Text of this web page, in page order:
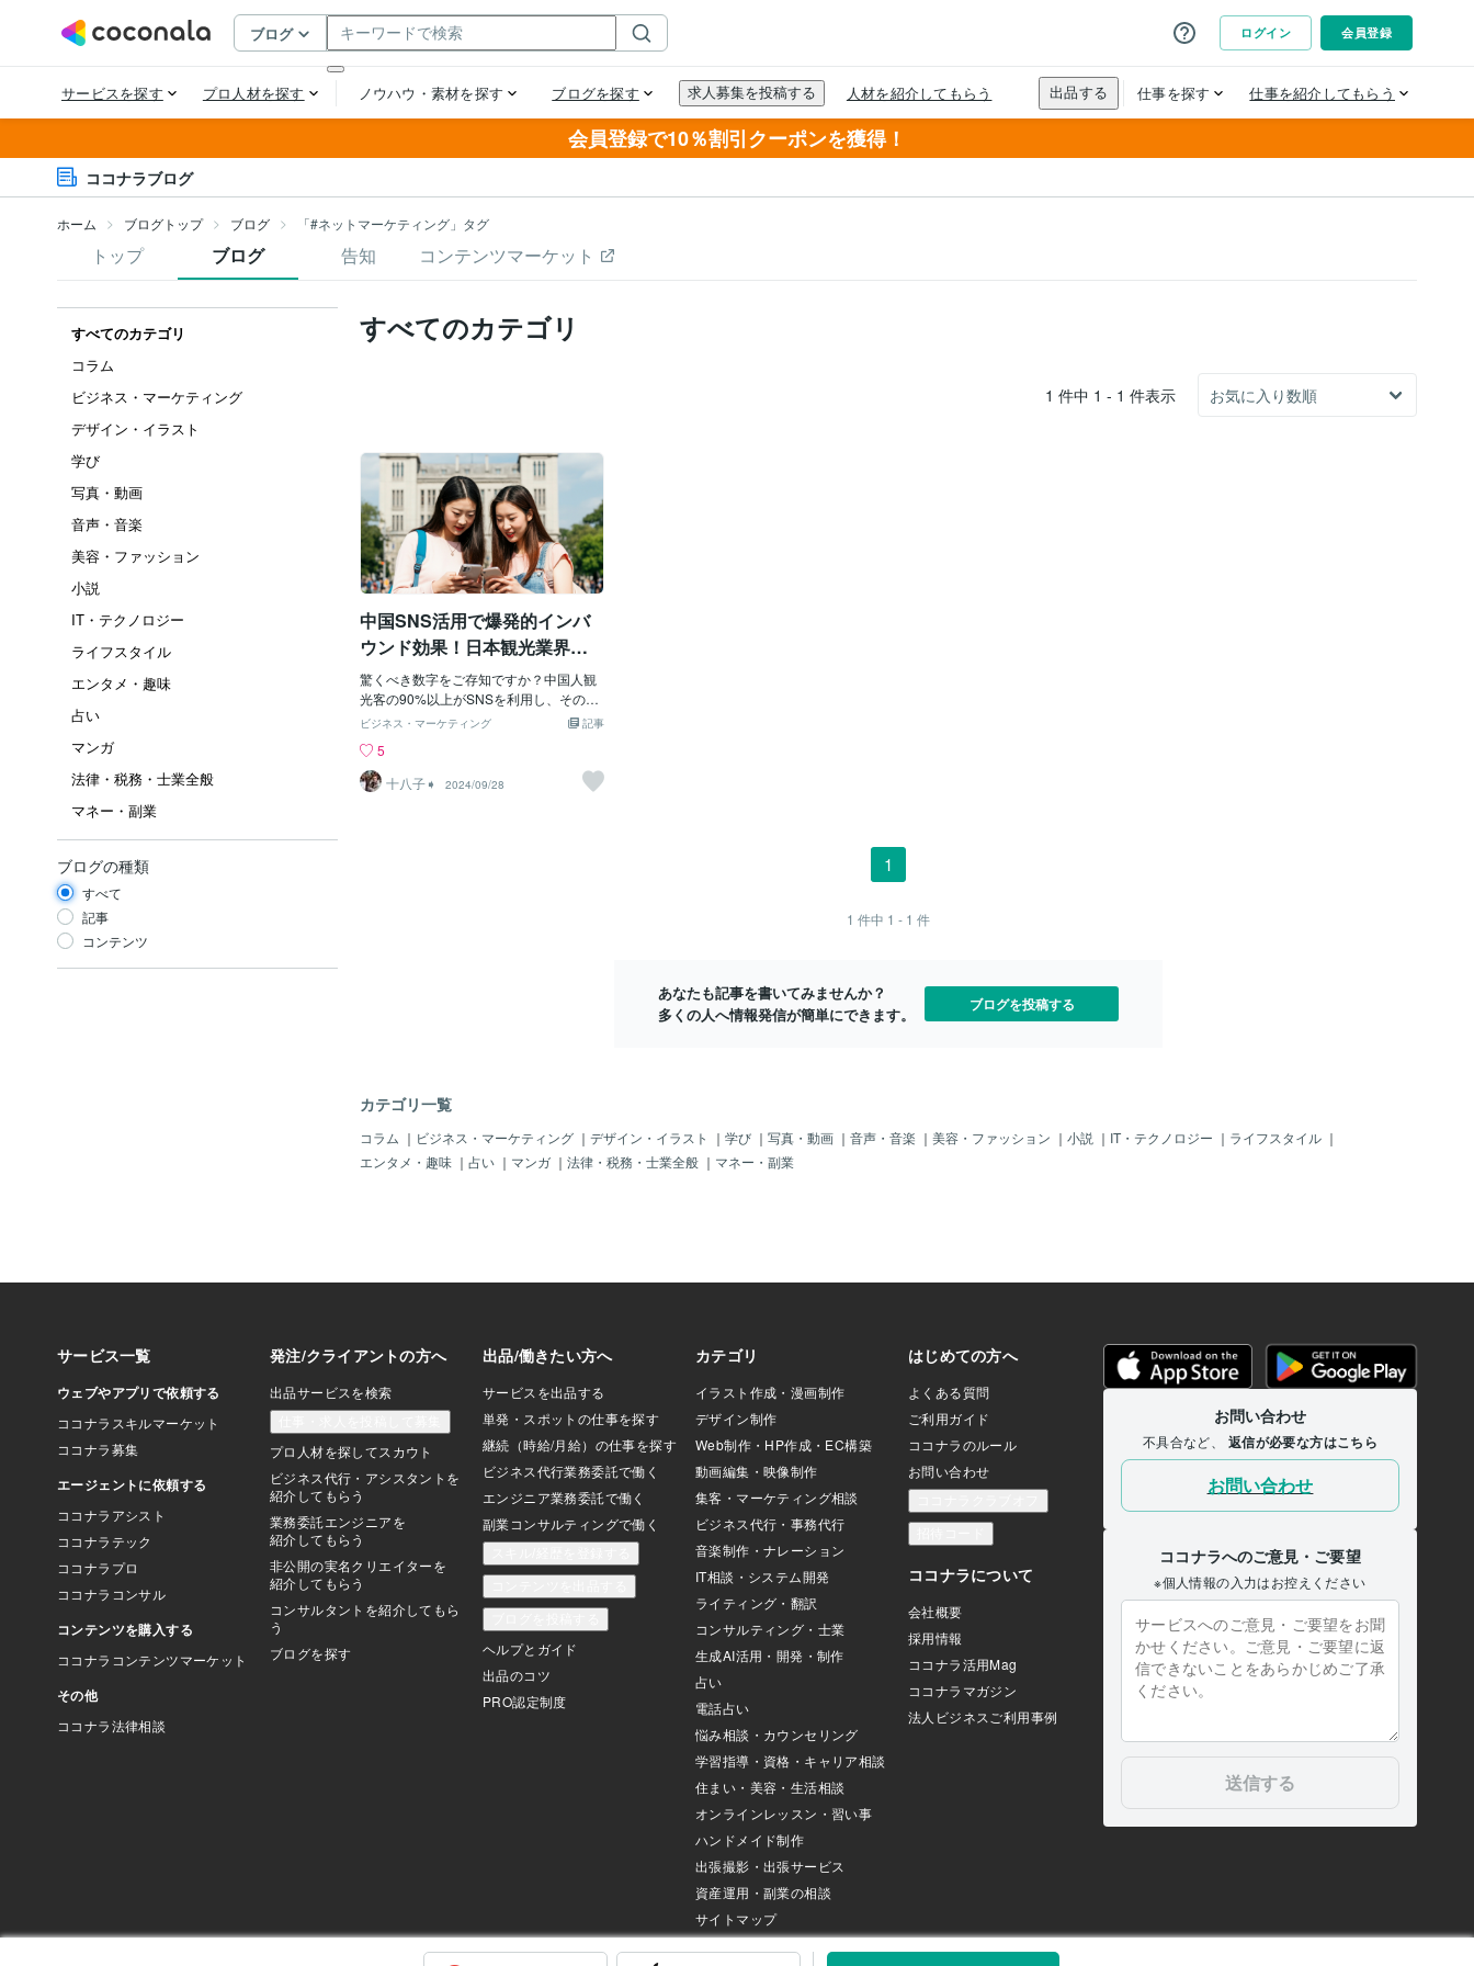
会員登録で10％割引クーポンを獲得！
ココナラブログ
ホーム ブログトップ ブログ 「#ネットマーケティング」タグ
トップ ブログ 告知 コンテンツマーケット
すべてのカテゴリ
コラム
ビジネス・マーケティング
デザイン・イラスト
学び
写真・動画
音声・音楽
美容・ファッション
小説
IT・テクノロジー
ライフスタイル
エンタメ・趣味
占い
マンガ
法律・税務・士業全般
マネー・副業
ブログの種類
すべて
記事
コンテンツ
すべてのカテゴリ
1 件中 1 - 1 件表示
中国SNS活用で爆発的インバ
ウンド効果！日本観光業界必
見の戦略ガイド
驚くべき数字をご存知ですか？中国人観
光客の90%以上がSNSを利用し、その8
0%が旅行前の情報源としてSNSに依存し
略コンサルタントの東基です。本日は、
WeChat、Weibo、小紅書（RED）など
といった中国の主要SNSを活用し、どの
客の投稿が新たな観光客を呼び込む 中国
大陸の七割ユーザーは中国以外のソーシ
ャルメディアが利用できない（特徴性）
中国SNS活用戦略：成功への6ステップ
1.プラットフォームの選択 WeChat: 多機
ンツ作成 現地の視点を重視した、独自性
のある情報を提供 美
記事
ビジネス・マーケティング
5
十八子➧
2024/09/28
1
1 件中 1 - 1 件
あなたも記事を書いてみませんか？
多くの人へ情報発信が簡単にできます。
ブログを投稿する
カテゴリ一覧
コラム ｜ ビジネス・マーケティング ｜ デザイン・イラスト ｜ 学び ｜ 写真・動画 ｜ 音声・音楽 ｜ 美容・ファッション ｜ 小説 ｜ IT・テクノロジー ｜ ライフスタイル ｜
エンタメ・趣味 ｜ 占い ｜ マンガ ｜ 法律・税務・士業全般 ｜ マネー・副業